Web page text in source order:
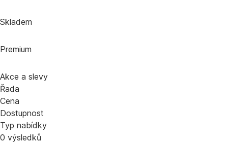
Skladem
Premium
Akce a slevy
Řada
Cena
Dostupnost
Typ nabídky
0 výsledků